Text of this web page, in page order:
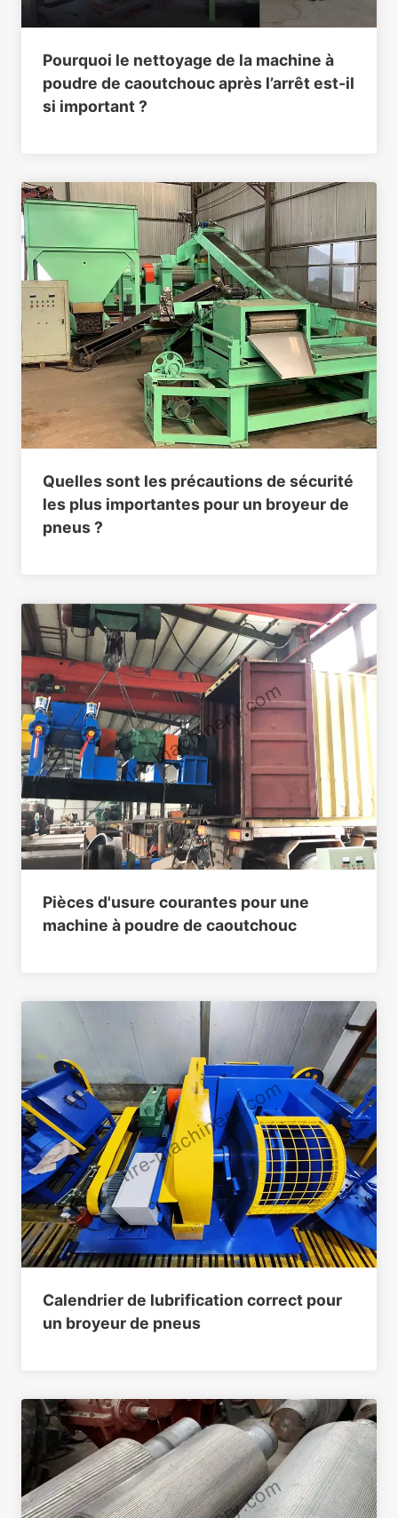
Pourquoi le nettoyage de la machine à
poudre de caoutchouc après l’arrêt est-il
si important ?
Quelles sont les précautions de sécurité
les plus importantes pour un broyeur de
pneus ?
Pièces d'usure courantes pour une
machine à poudre de caoutchouc
Calendrier de lubrification correct pour
un broyeur de pneus